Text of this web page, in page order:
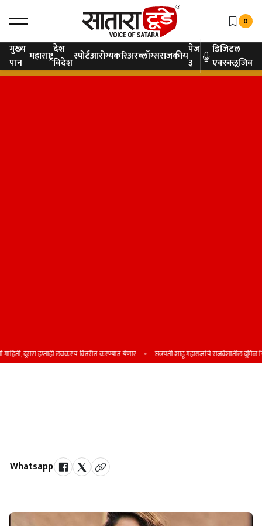
0
मुख्य
पान महाराष्ट्रदेश
विदेशस्पोर्टआरोग्यकरिअरब्लॉग्सराजकीयपेज
३
डिजिटल
एक्स्क्लूजिव
दुसरा हप्ताही लवकरच वितरीत करण्यात येणार छत्रपती शाहू महाराजांचे राजवेशातील दुर्मिळ चित्र
Whatsapp